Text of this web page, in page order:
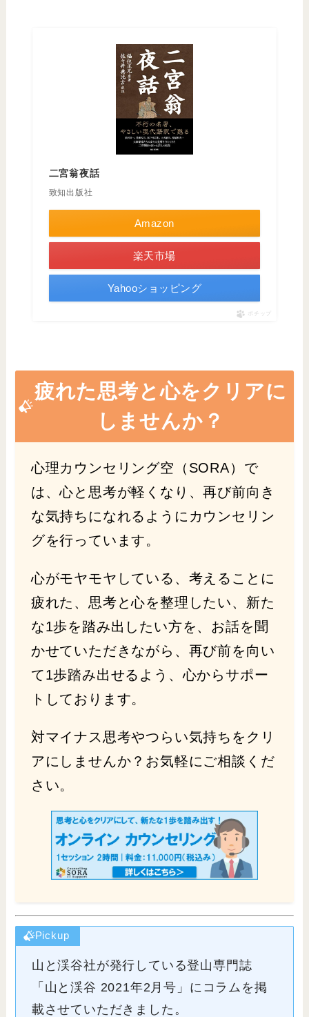
二宮翁夜話
致知出版社
Amazon
楽天市場
Yahooショッピング
ポチップ
疲れた思考と心をクリアに
しませんか？
心理カウンセリング空（SORA）で
は、心と思考が軽くなり、再び前向き
な気持ちになれるようにカウンセリン
グを行っています。
心がモヤモヤしている、考えることに
疲れた、思考と心を整理したい、新た
な1歩を踏み出したい方を、お話を聞
かせていただきながら、再び前を向い
て1歩踏み出せるよう、心からサポー
トしております。
対マイナス思考やつらい気持ちをクリ
アにしませんか？お気軽にご相談くだ
さい。
Pickup
山と渓谷社が発行している登山専門誌
「山と渓谷 2021年2月号」にコラムを掲
載させていただきました。